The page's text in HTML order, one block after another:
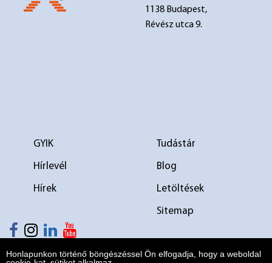
1138 Budapest,
Révész utca 9.
GYIK
Hírlevél
Hírek
elválasztó 2
Tudástár
Blog
Letöltések
Sitemap